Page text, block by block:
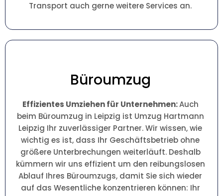
Transport auch gerne weitere Services an.
Büroumzug
Effizientes Umziehen für Unternehmen:Auch
beim Büroumzug in Leipzig ist Umzug Hartmann
Leipzig Ihr zuverlässiger Partner. Wir wissen, wie
wichtig es ist, dass Ihr Geschäftsbetrieb ohne
größere Unterbrechungen weiterläuft. Deshalb
kümmern wir uns effizient um den reibungslosen
Ablauf Ihres Büroumzugs, damit Sie sich wieder
auf das Wesentliche konzentrieren können: Ihr